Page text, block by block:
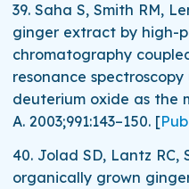
39. Saha S, Smith RM,
ginger extract by high-
chromatography
resonance
deuterium oxide as the
A. 2003;991:143–150. [
40. Jolad SD, Lantz RC,
organically grown